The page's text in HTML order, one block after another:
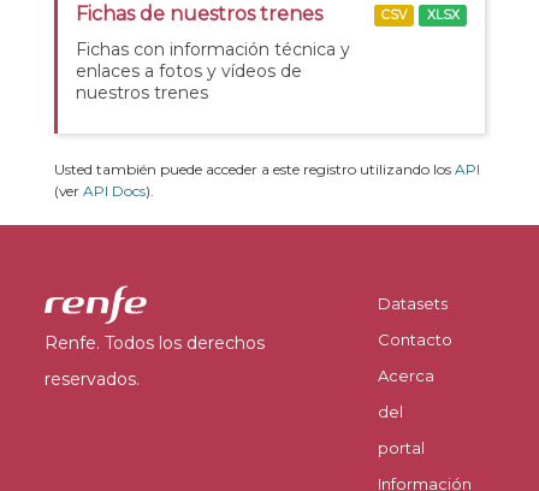
Fichas de nuestros trenes
Fichas con información técnica y
enlaces a fotos y vídeos de
nuestros trenes
CSV XLSX
Usted también puede acceder a este registro utilizando los API
(ver API Docs).
Renfe. Todos los derechos
reservados.
Datasets
Contacto
Acerca
del
portal
Información